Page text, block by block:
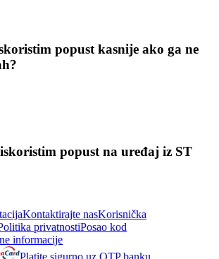
popust kasnije ako ga ne
popust na uređaj iz ST
Kontaktirajte nasKorisnička
privatnostiPosao kod
informacije
Platite sigurno uz OTP banku